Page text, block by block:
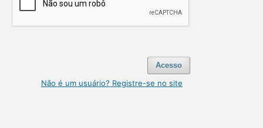
Acesso
Não é um usuário? Registre-se no site